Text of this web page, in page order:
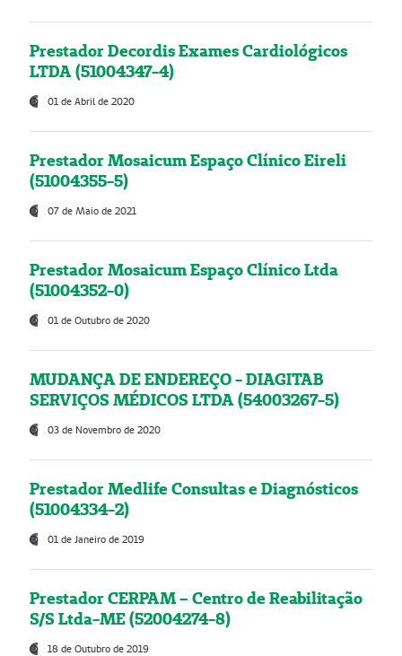
Prestador Decordis Exames Cardiológicos
LTDA (51004347-4)
01 de Abril de 2020
Prestador Mosaicum Espaço Clínico Eireli
(51004355-5)
07 de Maio de 2021
Prestador Mosaicum Espaço Clínico Ltda
(51004352-0)
01 de Outubro de 2020
MUDANÇA DE ENDEREÇO - DIAGITAB
SERVIÇOS MÉDICOS LTDA (54003267-5)
03 de Novembro de 2020
Prestador Medlife Consultas e Diagnósticos
(51004334-2)
01 de Janeiro de 2019
Prestador CERPAM – Centro de Reabilitação
S/S Ltda-ME (52004274-8)
18 de Outubro de 2019